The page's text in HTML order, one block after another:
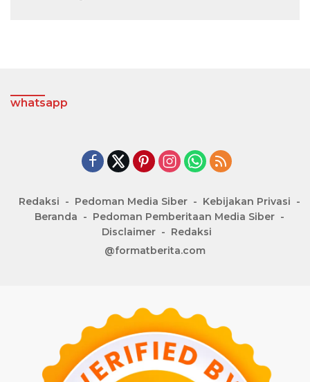
whatsapp
Redaksi Pedoman Media Siber
Kebijakan Privasi
Beranda
Pedoman Pemberitaan Media Siber
Disclaimer
Redaksi
@formatberita.com